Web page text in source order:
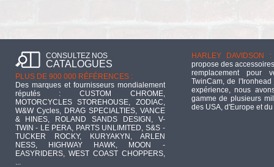
CONSULTEZ NOS
CATALOGUES
PLUS DE 900 000 RÉFÉRENCES :
Des marques et fournisseurs mondialement
réputés : CUSTOM CHROME,
MOTORCYCLES STOREHOUSE, ZODIAC,
W&W Cycles, DRAG SPECIALTIES, VANCE
& HINES, ROLAND SANDS DESIGN, V-
TWIN - LE PERA, PARTS UNLIMITED, S&S -
TUCKER ROCKY, KURYAKYN, ARLEN
NESS, HIGHWAY HAWK, MOON -
EASYRIDERS, WEST COAST CHOPPERS,
...
HARLEY DAVIDSON :
propose des
remplacement pour
TwinCam, de
expérience, nous
gamme de plusieurs
des USA, d'Europe et